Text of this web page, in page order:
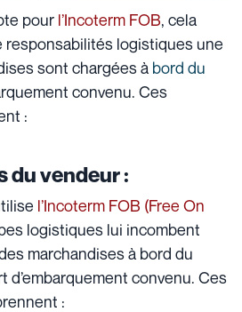
pour l’Incoterm FOB, cela
responsabilités logistiques une
sont chargées à bord du
convenu. Ces
:
du vendeur :
l’Incoterm FOB (Free On
logistiques lui incombent
marchandises à bord du
d’embarquement convenu. Ces
: